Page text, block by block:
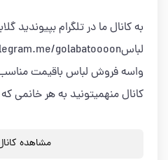
به کانال ما در تلگرام بپیوندید
واسه فروش لباس باقیمت مناسب
کانال منهمیتونید به هر خانمی
مشاهده